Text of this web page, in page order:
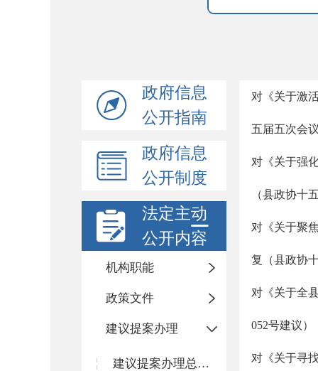
政府信息
公开指南
政府信息
公开制度
法定主动
公开内容
机构职能
政策文件
建议提案办理
建议提案办理总体情况
对《关于激
五届五次会
对《关于强
（县政协十
对《关于聚
复（县政协
对《关于全
052号建议）
对《关于寻